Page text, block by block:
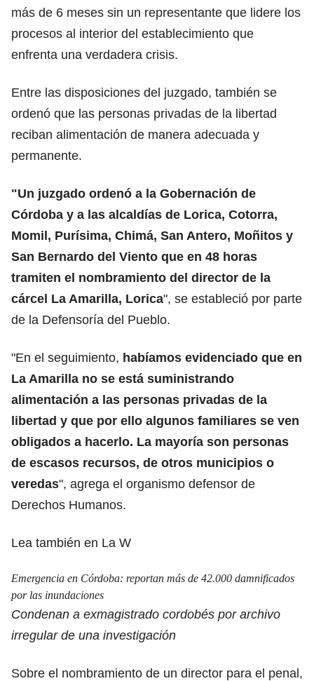
más de 6 meses sin un representante que lidere los
procesos al interior del establecimiento que
enfrenta una verdadera crisis.
Entre las disposiciones del juzgado, también se
ordenó que las personas privadas de la libertad
reciban alimentación de manera adecuada y
permanente.
"Un juzgado ordenó a la Gobernación de
Córdoba y a las alcaldías de Lorica, Cotorra,
Momil, Purísima, Chimá, San Antero, Moñitos y
San Bernardo del Viento que en 48 horas
tramiten el nombramiento del director de la
cárcel La Amarilla, Lorica", se estableció por parte
de la Defensoría del Pueblo.
"En el seguimiento, habíamos evidenciado que en
La Amarilla no se está suministrando
alimentación a las personas privadas de la
libertad y que por ello algunos familiares se ven
obligados a hacerlo. La mayoría son personas
de escasos recursos, de otros municipios o
veredas", agrega el organismo defensor de
Derechos Humanos.
Lea también en La W
Emergencia en Córdoba: reportan más de 42.000 damnificados
por las inundaciones
Condenan a exmagistrado cordobés por archivo
irregular de una investigación
Sobre el nombramiento de un director para el penal,